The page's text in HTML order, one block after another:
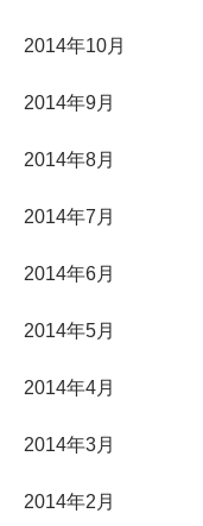
2014年10月
2014年9月
2014年8月
2014年7月
2014年6月
2014年5月
2014年4月
2014年3月
2014年2月